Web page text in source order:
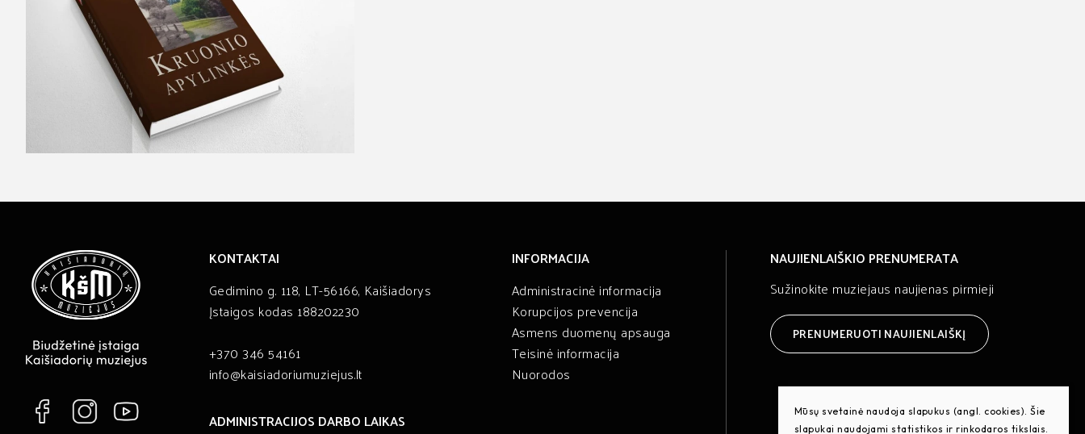
KONTAKTAI
Gedimino g. 118, LT-56166, Kaišiadorys
Įstaigos kodas 188202230
+370 346 54161
info@kaisiadoriumuziejus.lt
ADMINISTRACIJOS DARBO LAIKAS
INFORMACIJA
Administracinė informacija
Korupcijos prevencija
Asmens duomenų apsauga
Teisinė informacija
Nuorodos
NAUJIENLAIŠKIO PRENUMERATA
Sužinokite muziejaus naujienas pirmieji
PRENUMERUOTI NAUJIENLAIŠKĮ
Mūsų svetainė naudoja slapukus (angl. cookies). Šie
slapukai naudojami statistikos ir rinkodaros tikslais.